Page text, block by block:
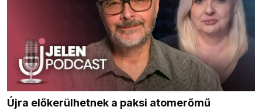
Újra előkerülhetnek a paksi atomerőmű